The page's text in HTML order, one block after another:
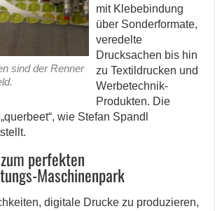
sind der Renner
mit Klebebindung
über Sonderformate,
veredelte
Drucksachen bis hin
zu Textildrucken und
Werbetechnik-
Produkten. Die
wie Stefan Spandl
perfekten
Maschinenpark
digitale Drucke zu produzieren,